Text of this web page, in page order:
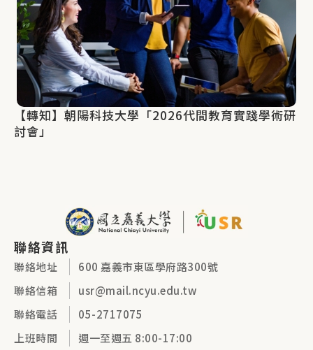
【轉知】朝陽科技大學「2026代間教育實踐學術研
討會」
聯絡資訊
聯絡地址
600 嘉義市東區學府路300號
聯絡信箱
usr@mail.ncyu.edu.tw
聯絡電話
05-2717075
上班時間
週一至週五 8:00-17:00